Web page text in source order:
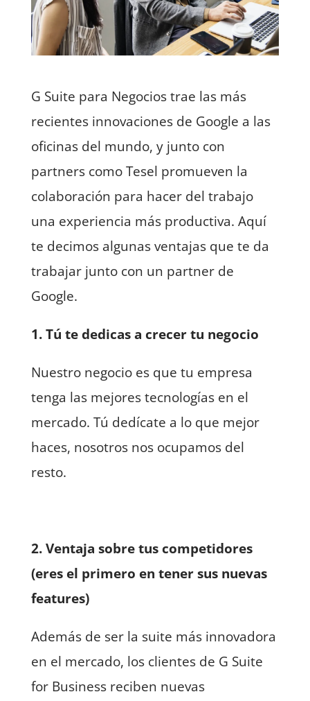
G Suite para Negocios trae las más
recientes innovaciones de Google a las
oficinas del mundo, y junto con
partners como Tesel promueven la
colaboración para hacer del trabajo
una experiencia más productiva. Aquí
te decimos algunas ventajas que te da
trabajar junto con un partner de
Google.
1. Tú te dedicas a crecer tu negocio
Nuestro negocio es que tu empresa
tenga las mejores tecnologías en el
mercado. Tú dedícate a lo que mejor
haces, nosotros nos ocupamos del
resto.
2. Ventaja sobre tus competidores
(eres el primero en tener sus nuevas
features)
Además de ser la suite más innovadora
en el mercado, los clientes de G Suite
for Business reciben nuevas